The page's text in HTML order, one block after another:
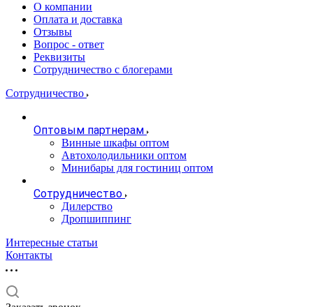
О компании
Оплата и доставка
Отзывы
Вопрос - ответ
Реквизиты
Сотрудничество с блогерами
Сотрудничество
Оптовым партнерам
Винные шкафы оптом
Автохолодильники оптом
Минибары для гостиниц оптом
Сотрудничество
Дилерство
Дропшиппинг
Интересные статьи
Контакты